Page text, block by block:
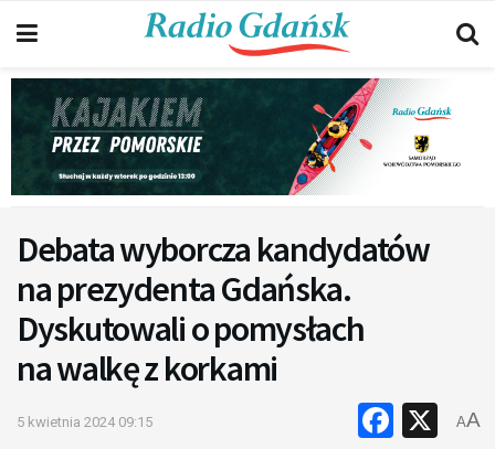
Debata wyborcza kandydatów
na prezydenta Gdańska.
Dyskutowali o pomysłach
na walkę z korkami
5 kwietnia 2024 09:15 X
AA